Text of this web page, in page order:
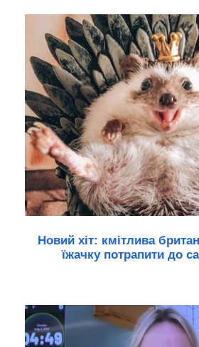
Новий хіт: кмітлива
їжачку потрапити до